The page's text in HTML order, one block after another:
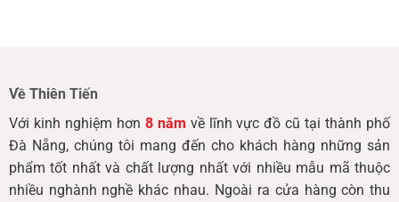
Về Thiên Tiến
Với kinh nghiệm hơn 8 năm về lĩnh vực đồ cũ tại thành phố
Đà Nẵng, chúng tôi mang đến cho khách hàng những sản
phẩm tốt nhất và chất lượng nhất với nhiều mẫu mã thuộc
nhiều nghành nghề khác nhau. Ngoài ra cửa hàng còn thu